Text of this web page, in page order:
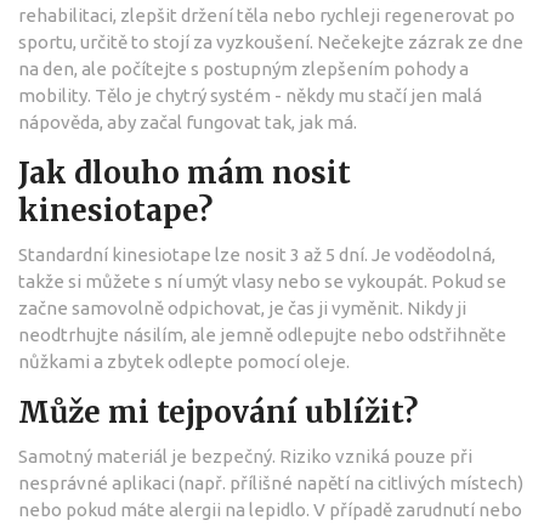
rehabilitaci, zlepšit držení těla nebo rychleji regenerovat po
sportu, určitě to stojí za vyzkoušení. Nečekejte zázrak ze dne
na den, ale počítejte s postupným zlepšením pohody a
mobility. Tělo je chytrý systém - někdy mu stačí jen malá
nápověda, aby začal fungovat tak, jak má.
Jak dlouho mám nosit
kinesiotape?
Standardní kinesiotape lze nosit 3 až 5 dní. Je voděodolná,
takže si můžete s ní umýt vlasy nebo se vykoupát. Pokud se
začne samovolně odpichovat, je čas ji vyměnit. Nikdy ji
neodtrhujte násilím, ale jemně odlepujte nebo odstřihněte
nůžkami a zbytek odlepte pomocí oleje.
Může mi tejpování ublížit?
Samotný materiál je bezpečný. Riziko vzniká pouze při
nesprávné aplikaci (např. přílišné napětí na citlivých místech)
nebo pokud máte alergii na lepidlo. V případě zarudnutí nebo